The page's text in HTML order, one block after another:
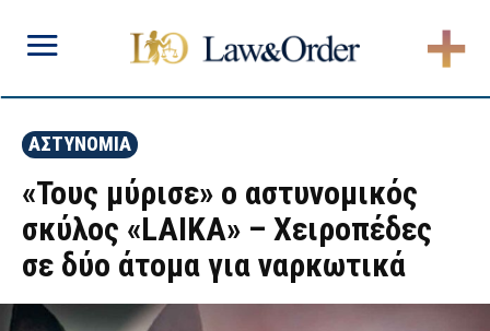
ΑΣΤΥΝΟΜΙΑ
«Τους μύρισε» ο αστυνομικός
σκύλος «LAIKA» – Χειροπέδες
σε δύο άτομα για ναρκωτικά